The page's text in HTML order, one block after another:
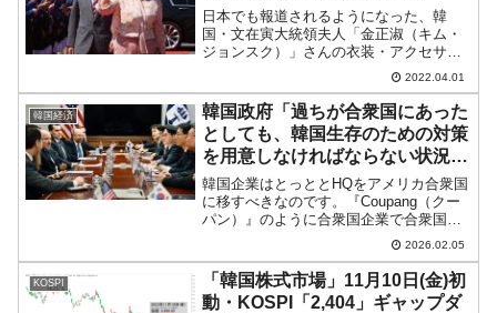
日本でも報道されるようになった、韓
国・文在寅大統領夫人「金正淑（キム・
ジョンスク）」さんの衣装・アクセサリ
ーなどについての「政府のお金で購入し
ていたのではないか」という疑惑。↑ラオ
ス外遊時の文大統領夫妻。キムさんが前
に出ているため、どちらが...
2022.04.01
韓国経済
韓国政府「過ちが合衆国にあった
としても、韓国生存のための対策
を用意しなければならない状況
だ」⇒ さっさと200億ドル払えば
済む話
韓国企業はとっととHQをアメリカ合衆国
に移すべきなのです。『Coupang（クー
パン）』のように合衆国企業で合衆国市
場に上場していれば、韓国大統領になり
おおせた李在明（イ・ジェミョン）さん
が「潰してやる」などと激昂しても、株
主・投資家が合衆...
2026.02.05
KOSPI
「韓国株式市場」11月10日(金)初
動・KOSPI「2,404」ギャップダ